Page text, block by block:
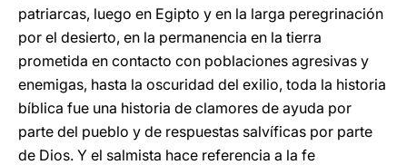
patriarcas, luego en Egipto y en la larga peregrinación
por el desierto, en la permanencia en la tierra
prometida en contacto con poblaciones agresivas y
enemigas, hasta la oscuridad del exilio, toda la historia
bíblica fue una historia de clamores de ayuda por
parte del pueblo y de respuestas salvíficas por parte
de Dios. Y el salmista hace referencia a la fe